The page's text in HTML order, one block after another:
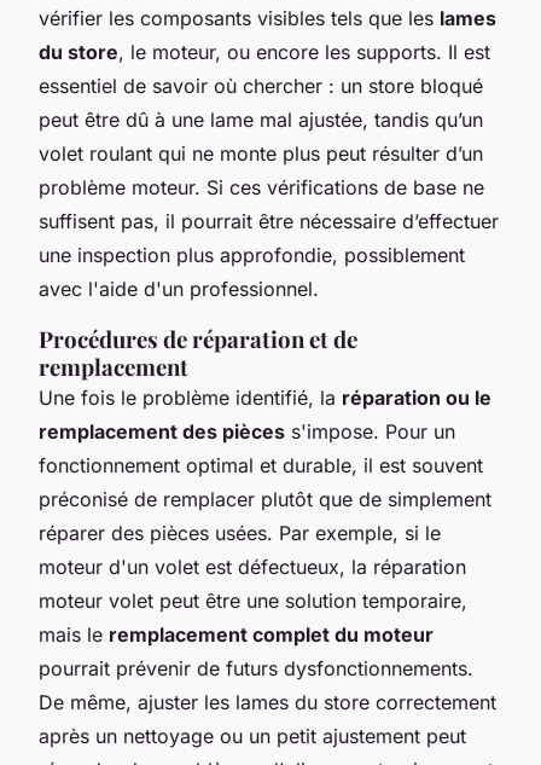
vérifier les composants visibles tels que les lames
du store, le moteur, ou encore les supports. Il est
essentiel de savoir où chercher : un store bloqué
peut être dû à une lame mal ajustée, tandis qu’un
volet roulant qui ne monte plus peut résulter d’un
problème moteur. Si ces vérifications de base ne
suffisent pas, il pourrait être nécessaire d’effectuer
une inspection plus approfondie, possiblement
avec l'aide d'un professionnel.
Procédures de réparation et de
remplacement
Une fois le problème identifié, la réparation ou le
remplacement des pièces s'impose. Pour un
fonctionnement optimal et durable, il est souvent
préconisé de remplacer plutôt que de simplement
réparer des pièces usées. Par exemple, si le
moteur d'un volet est défectueux, la réparation
moteur volet peut être une solution temporaire,
mais le remplacement complet du moteur
pourrait prévenir de futurs dysfonctionnements.
De même, ajuster les lames du store correctement
après un nettoyage ou un petit ajustement peut